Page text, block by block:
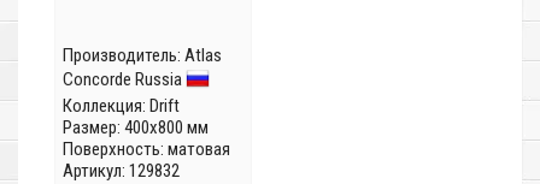
Производитель: Atlas
Concorde Russia
Коллекция: Drift
Размер: 400x800 мм
Поверхность: матовая
Артикул: 129832